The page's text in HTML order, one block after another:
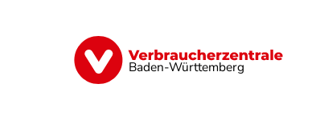
Baden-Württemberg
Geld & Versicherungen Digitales